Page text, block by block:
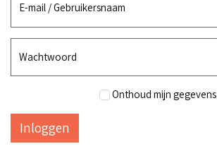
E-mail / Gebruikersnaam
Wachtwoord
Onthoud mijn gegevens